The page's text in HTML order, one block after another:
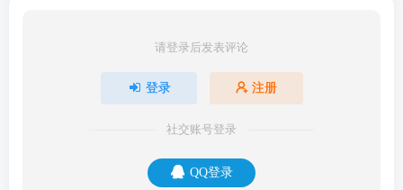
请登录后发表评论
登录 注册
社交账号登录
QQ登录